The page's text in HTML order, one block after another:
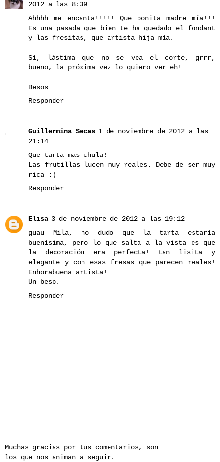
2012 a las 8:39
Ahhhh me encanta!!!!! Que bonita madre mía!!!
Es una pasada que bien te ha quedado el fondant
y las fresitas, que artista hija mía.
Sí, lástima que no se vea el corte, grrr,
bueno, la próxima vez lo quiero ver eh!
Besos
Responder
Guillermina Secas 1 de noviembre de 2012 a las
21:14
Que tarta mas chula!
Las frutillas lucen muy reales. Debe de ser muy
rica :)
Responder
Elisa 3 de noviembre de 2012 a las 19:12
guau Mila, no dudo que la tarta estaría
buenísima, pero lo que salta a la vista es que
la decoración era perfecta! tan lisita y
elegante y con esas fresas que parecen reales!
Enhorabuena artista!
Un beso.
Responder
Muchas gracias por tus comentarios, son
los que nos animan a seguir.